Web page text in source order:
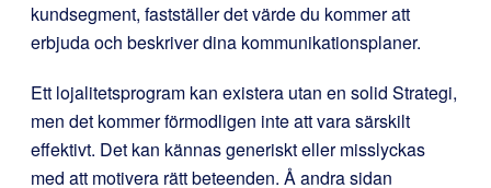
kundsegment, fastställer det värde du kommer att
erbjuda och beskriver dina kommunikationsplaner.
Ett lojalitetsprogram kan existera utan en solid Strategi,
men det kommer förmodligen inte att vara särskilt
effektivt. Det kan kännas generiskt eller misslyckas
med att motivera rätt beteenden. Å andra sidan